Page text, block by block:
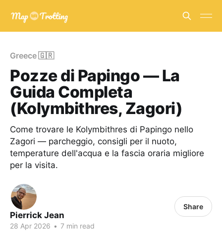
Greece 🇬🇷
Pozze di Papingo — La
Guida Completa
(Kolymbithres, Zagori)
Come trovare le Kolymbithres di Papingo nello
Zagori — parcheggio, consigli per il nuoto,
temperature dell'acqua e la fascia oraria migliore
per la visita.
Pierrick Jean
28 Apr 2026 • 7 min read
Share